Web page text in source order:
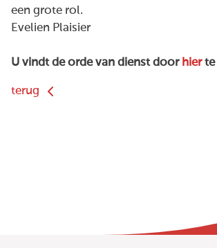
een grote rol.
Evelien Plaisier
U vindt de orde van dienst door hierte
terug